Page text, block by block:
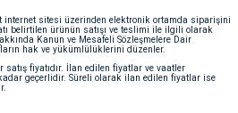
internet sitesi üzerinden elektronik ortamda siparişini
belirtilen ürünün satışı ve teslimi ile ilgili olarak
Kanun ve Mesafeli Sözleşmelere Dair
hak ve yükümlülüklerini düzenler.
satış fiyatıdır. İlan edilen fiyatlar ve vaatler
geçerlidir. Süreli olarak ilan edilen fiyatlar ise